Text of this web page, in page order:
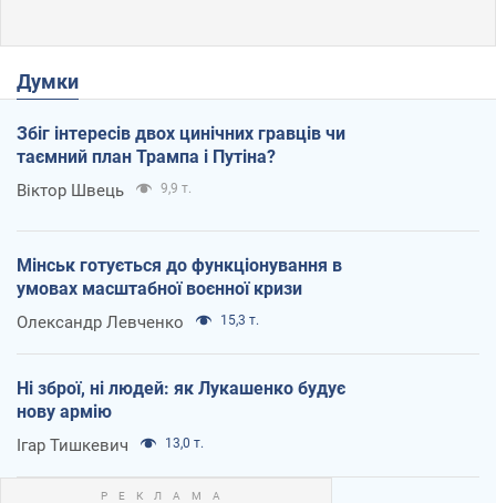
Думки
Збіг інтересів двох цинічних гравців чи
таємний план Трампа і Путіна?
Віктор Швець 9,9 т.
Мінськ готується до функціонування в
умовах масштабної воєнної кризи
Олександр Левченко 15,3 т.
Ні зброї, ні людей: як Лукашенко будує
нову армію
Ігар Тишкевич 13,0 т.